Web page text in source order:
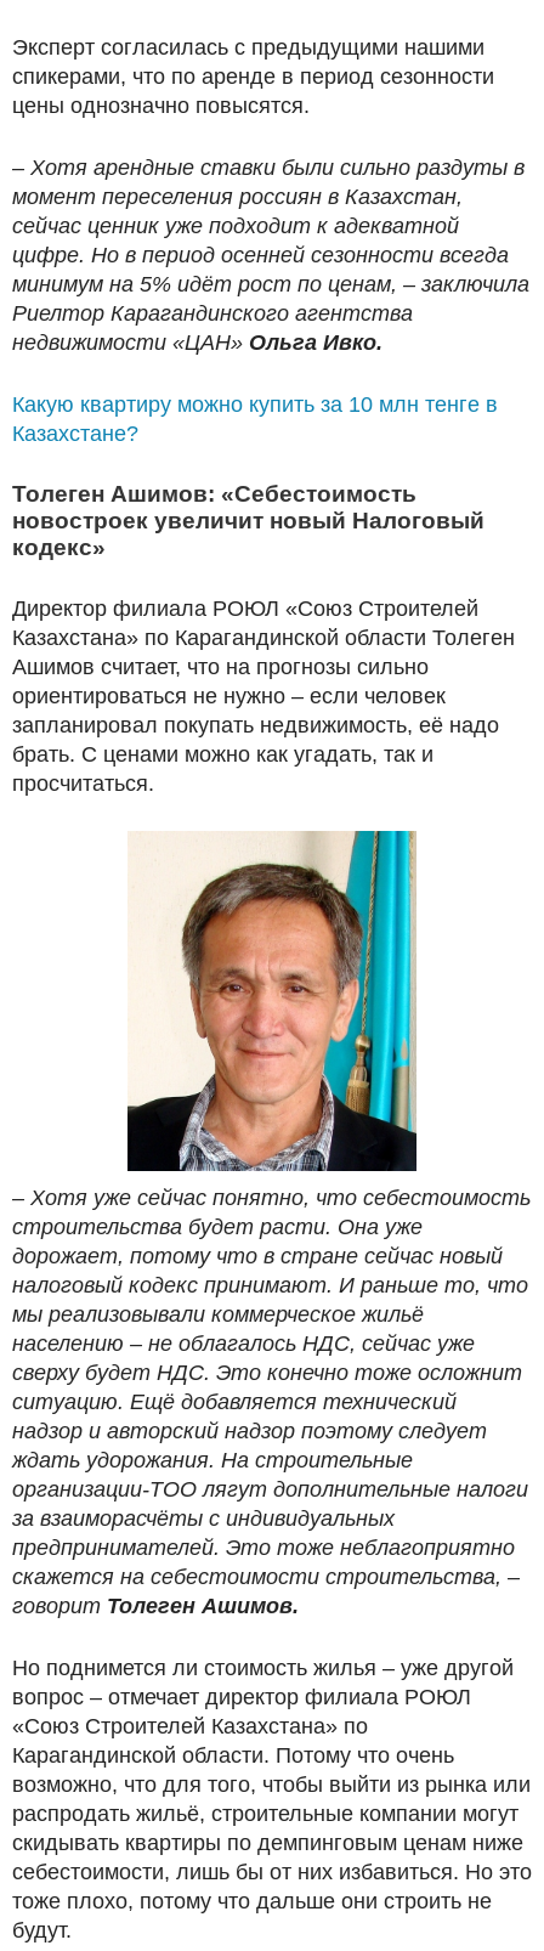
Эксперт согласилась с предыдущими нашими
спикерами, что по аренде в период сезонности
цены однозначно повысятся.
– Хотя арендные ставки были сильно раздуты в
момент переселения россиян в Казахстан,
сейчас ценник уже подходит к адекватной
цифре. Но в период осенней сезонности всегда
минимум на 5% идёт рост по ценам, – заключила
Риелтор Карагандинского агентства
недвижимости «ЦАН» Ольга Ивко.
Какую квартиру можно купить за 10 млн тенге в
Казахстане?
Толеген Ашимов: «Себестоимость
новостроек увеличит новый Налоговый
кодекс»
Директор филиала РОЮЛ «Союз Строителей
Казахстана» по Карагандинской области Толеген
Ашимов считает, что на прогнозы сильно
ориентироваться не нужно – если человек
запланировал покупать недвижимость, её надо
брать. С ценами можно как угадать, так и
просчитаться.
– Хотя уже сейчас понятно, что себестоимость
строительства будет расти. Она уже
дорожает, потому что в стране сейчас новый
налоговый кодекс принимают. И раньше то, что
мы реализовывали коммерческое жильё
населению – не облагалось НДС, сейчас уже
сверху будет НДС. Это конечно тоже осложнит
ситуацию. Ещё добавляется технический
надзор и авторский надзор поэтому следует
ждать удорожания. На строительные
организации-ТОО лягут дополнительные налоги
за взаиморасчёты с индивидуальных
предпринимателей. Это тоже неблагоприятно
скажется на себестоимости строительства, –
говорит Толеген Ашимов.
Но поднимется ли стоимость жилья – уже другой
вопрос – отмечает директор филиала РОЮЛ
«Союз Строителей Казахстана» по
Карагандинской области. Потому что очень
возможно, что для того, чтобы выйти из рынка или
распродать жильё, строительные компании могут
скидывать квартиры по демпинговым ценам ниже
себестоимости, лишь бы от них избавиться. Но это
тоже плохо, потому что дальше они строить не
будут.